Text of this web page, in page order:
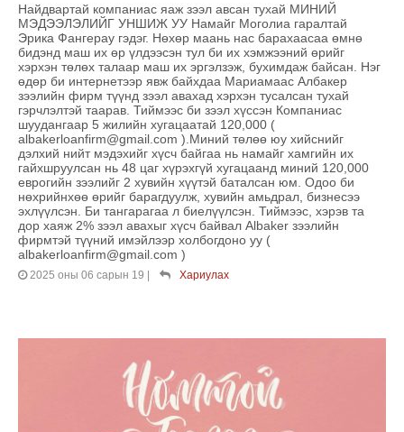
Найдвартай компаниас яаж зээл авсан тухай МИНИЙ
МЭДЭЭЛЭЛИЙГ УНШИЖ УУ Намайг Моголиа гаралтай
Эрика Фангерау гэдэг. Нөхөр маань нас барахаасаа өмнө
бидэнд маш их өр үлдээсэн тул би их хэмжээний өрийг
хэрхэн төлөх талаар маш их эргэлзэж, бухимдаж байсан. Нэг
өдөр би интернетээр явж байхдаа Мариамаас Албакер
зээлийн фирм түүнд зээл авахад хэрхэн тусалсан тухай
гэрчлэлтэй таарав. Тиймээс би зээл хүссэн Компаниас
шуудангаар 5 жилийн хугацаатай 120,000 (
albakerloanfirm@gmail.com ).Миний төлөө юу хийснийг
дэлхий нийт мэдэхийг хүсч байгаа нь намайг хамгийн их
гайхшруулсан нь 48 цаг хүрэхгүй хугацаанд миний 120,000
еврогийн зээлийг 2 хувийн хүүтэй баталсан юм. Одоо би
нөхрийнхөө өрийг барагдуулж, хувийн амьдрал, бизнесээ
эхлүүлсэн. Би тангарагаа л биелүүлсэн. Тиймээс, хэрэв та
дор хаяж 2% зээл авахыг хүсч байвал Albaker зээлийн
фирмтэй түүний имэйлээр холбогдоно уу (
albakerloanfirm@gmail.com )
2025 оны 06 сарын 19 | Хариулах